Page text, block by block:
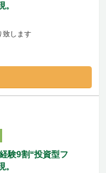
致します
験9割“投資型フ